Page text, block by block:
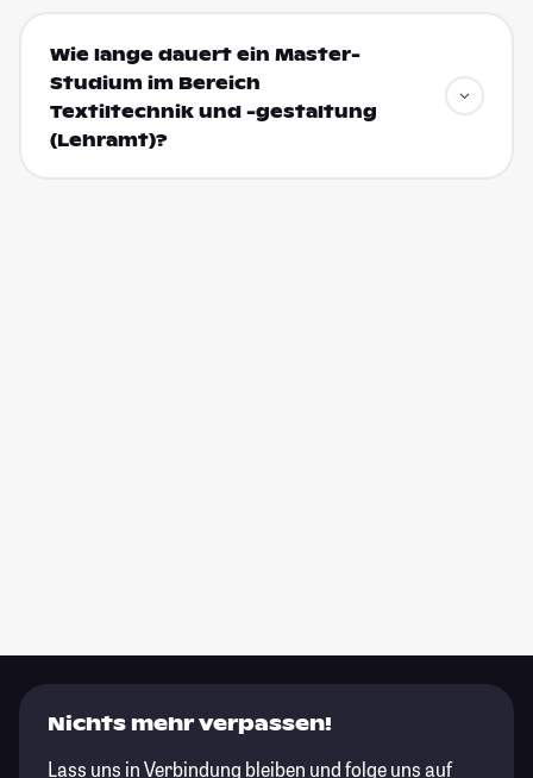
Wie lange dauert ein Master-
Studium im Bereich
Textiltechnik und -gestaltung
(Lehramt)?
Nichts mehr verpassen!
Lass uns in Verbindung bleiben und folge uns auf